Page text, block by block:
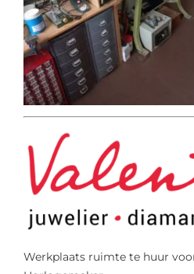
Werkplaats ruimte te huur